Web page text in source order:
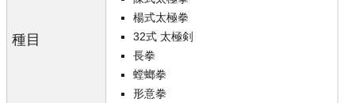
種目
楊式太極拳
32式 太極剣
長拳
螳螂拳
形意拳